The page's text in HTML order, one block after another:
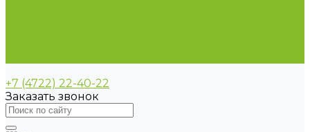
+7 (4722) 22-40-22
Заказать звонок